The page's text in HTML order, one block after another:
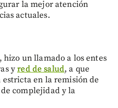
la mejor atención
actuales.
hizo un llamado a los entes
yred de salud, a que
en la remisión de
complejidad y la